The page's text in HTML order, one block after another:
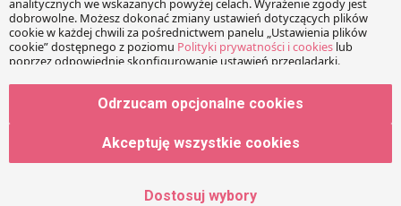
wymusza na przedsiębiorcach zaadresowanie tematu
środków ograniczających w ramach codziennej relacji ze
wszystkimi kontrahentami –nie tylko tymi, którzy
Zasadniczą trudnością, jaką napotykają firmy, jest
określenie, czy kontrahent, z którym współpracują, jest
objęty sankcjami oraz w jaki sposób weryfikować jego
potencjalną obecność na listach sankcyjnych
Odrzucam opcjonalne cookies
Akceptuję wszystkie cookies
Dostosuj wybory